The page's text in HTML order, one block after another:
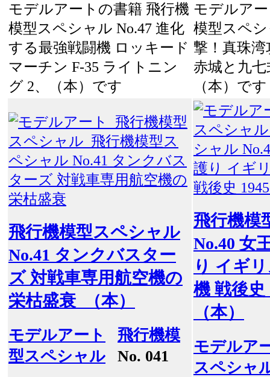
モデルアートの書籍 飛行機
模型スペシャル No.47 進化
する最強戦闘機 ロッキード
マーチン F-35 ライトニン
グ 2、（本）です
モデルア
模型スペ
撃！真珠
赤城と九
（本）です
飛行機模型スペシャル
No.41 タンクバスター
ズ 対戦車専用航空機の
栄枯盛衰 （本）
モデルアート
飛行機模
型スペシャル No. 041
飛行機模
No.40 女
り イギ
機 戦後
（本）
モデルア
スペシャ